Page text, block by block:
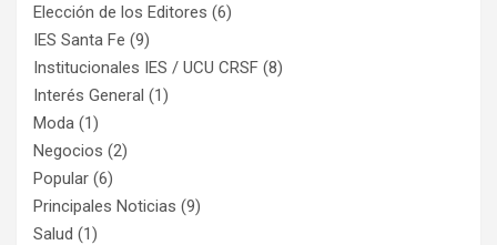
Elección de los Editores (6)
IES Santa Fe (9)
Institucionales IES / UCU CRSF (8)
Interés General (1)
Moda (1)
Negocios (2)
Popular (6)
Principales Noticias (9)
Salud (1)